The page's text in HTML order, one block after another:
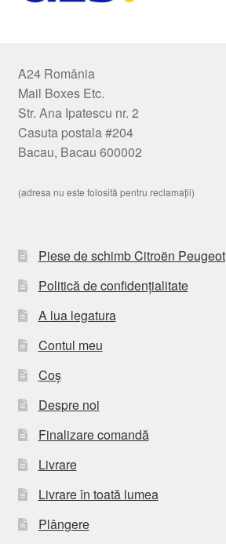
A24 România
Mail Boxes Etc.
Str. Ana Ipatescu nr. 2
Casuta postala #204
Bacau, Bacau 600002
(adresa nu este folosită pentru reclamații)
Piese de schimb Citroën Peugeot
Politică de confidențialitate
A lua legatura
Contul meu
Coș
Despre noi
Finalizare comandă
Livrare
Livrare în toată lumea
Plângere